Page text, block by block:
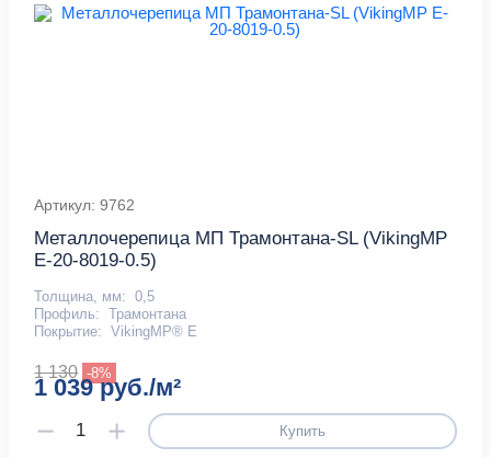
Артикул: 9762
Металлочерепица МП Трамонтана-SL (VikingMP
E-20-8019-0.5)
Толщина, мм: 0,5
Профиль: Трамонтана
Покрытие: VikingMP® E
1 130 -8%
1 039 руб./м²
Купить